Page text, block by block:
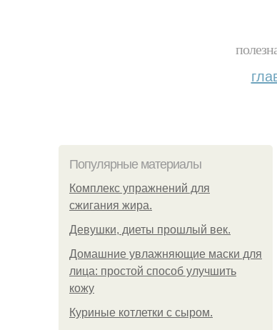
Популярные материалы
Комплекс упражнений для
сжигания жира.
Девушки, диеты прошлый век.
Домашние увлажняющие маски для
лица: простой способ улучшить
кожу
Куриные котлетки с сыром.